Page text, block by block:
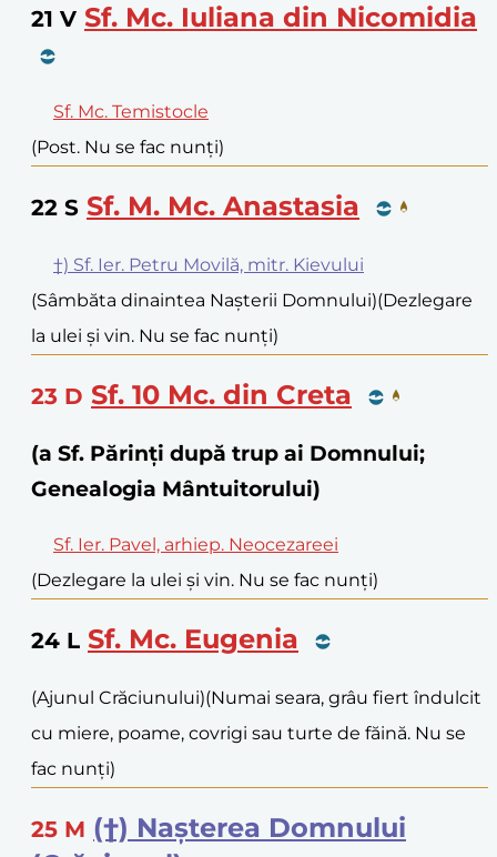
21 V Sf. Mc. Iuliana din Nicomidia
Sf. Mc. Temistocle
(Post. Nu se fac nunți)
22 S Sf. M. Mc. Anastasia
†) Sf. Ier. Petru Movilă, mitr. Kievului
(Sâmbăta dinaintea Nașterii Domnului)(Dezlegare
la ulei și vin. Nu se fac nunți)
23 D Sf. 10 Mc. din Creta
(a Sf. Părinți după trup ai Domnului;
Genealogia Mântuitorului)
Sf. Ier. Pavel, arhiep. Neocezareei
(Dezlegare la ulei și vin. Nu se fac nunți)
24 L Sf. Mc. Eugenia
(Ajunul Crăciunului)(Numai seara, grâu fiert îndulcit
cu miere, poame, covrigi sau turte de făină. Nu se
fac nunți)
25 M (†) Nașterea Domnului